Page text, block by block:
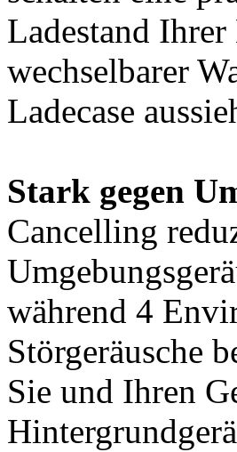
Ladestand
wechselbarer
Ladecase
Stark gegen
Cancelling
während 4
Störgeräusche
Sie und Ihren